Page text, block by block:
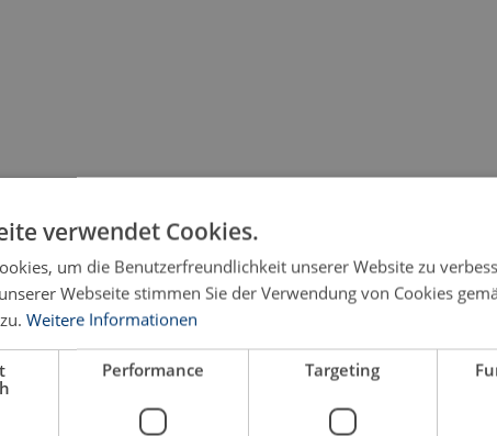
Sie uns gern.
verwendet Cookies.
um die Benutzerfreundlichkeit unserer Website zu
Webseite stimmen Sie der Verwendung von Cookies
Weitere Informationen
Performance Targeting